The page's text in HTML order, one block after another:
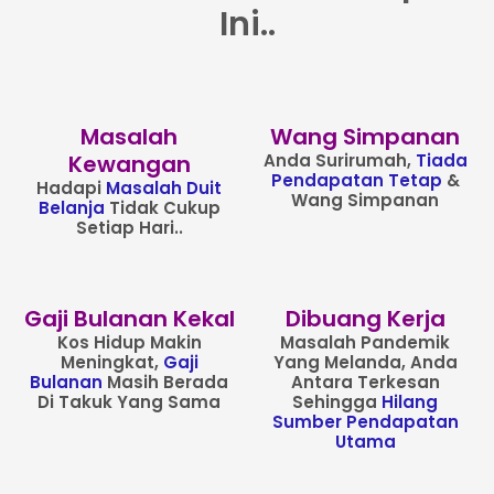
Ini..
Masalah
Kewangan
Hadapi Masalah Duit
Belanja Tidak Cukup
Setiap Hari..
Wang Simpanan
Anda Surirumah, Tiada
Pendapatan Tetap &
Wang Simpanan
Gaji Bulanan Kekal
Kos Hidup Makin
Meningkat, Gaji
Bulanan Masih Berada
Di Takuk Yang Sama
Dibuang Kerja
Masalah Pandemik
Yang Melanda, Anda
Antara Terkesan
Sehingga Hilang
Sumber Pendapatan
Utama